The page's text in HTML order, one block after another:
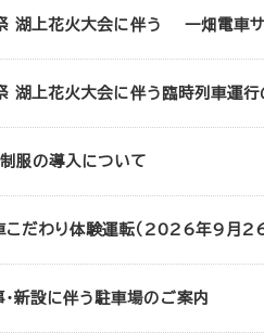
湖上花火大会に伴う 一畑電車
湖上花火大会に伴う臨時列車運行
服の導入について
だわり体験運転（2026年9月26
新設に伴う駐車場のご案内